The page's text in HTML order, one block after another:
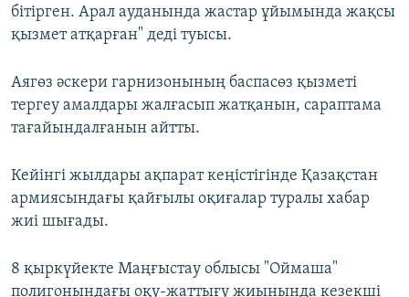
бітірген. Арал ауданында жастар ұйымында жақсы
қызмет атқарған" деді туысы.
Аягөз әскери гарнизонының баспасөз қызметі
тергеу амалдары жалғасып жатқанын, сараптама
тағайындалғанын айтты.
Кейінгі жылдары ақпарат кеңістігінде Қазақстан
армиясындағы қайғылы оқиғалар туралы хабар
жиі шығады.
8 қыркүйекте Маңғыстау облысы "Оймаша"
полигонындағы оқу-жаттығу жиынында кезекші